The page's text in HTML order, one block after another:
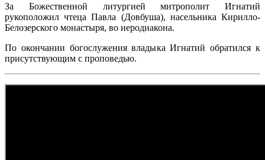
За Божественной литургией митрополит Игнатий
рукоположил чтеца Павла (Довбуша), насельника Кирилло-
Белозерского монастыря, во иеродиакона.
По окончании богослужения владыка Игнатий обратился к
присутствующим с проповедью.